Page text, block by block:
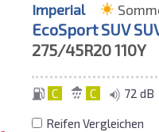
Imperial
EcoSport SUV
275/45R20110Y
C C 72 dB
Reifen Vergleichen